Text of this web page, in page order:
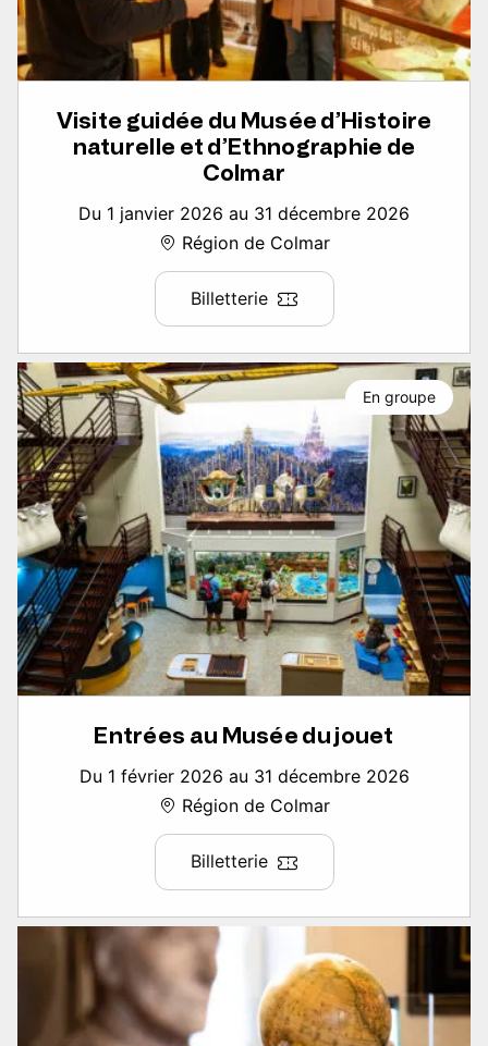
Visite guidée du Musée d’Histoire
naturelle et d’Ethnographie de
Colmar
Du 1 janvier 2026 au 31 décembre 2026
Région de Colmar
Billetterie
Entrées au Musée du jouet
Du 1 février 2026 au 31 décembre 2026
Région de Colmar
Billetterie
En groupe